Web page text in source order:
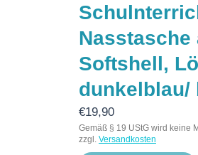
Nasstasche
Softshell,
dunkelblau/
€19,90
Gemäß § 19 UStG wird keine
zzgl. Versandkosten